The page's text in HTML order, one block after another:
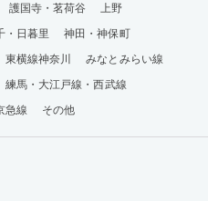
護国寺・茗荷谷
上野
・日暮里
神田・神保町
東横線神奈川
みなとみらい線
練馬・大江戸線・西武線
急線 その他